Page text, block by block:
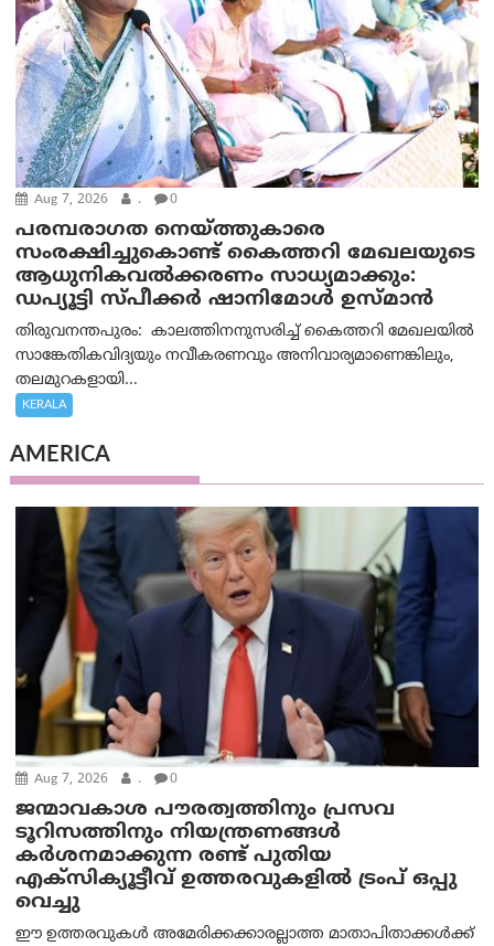
Aug 7, 2026 . 0
പരമ്പരാഗത നെയ്ത്തുകാരെ
സംരക്ഷിച്ചുകൊണ്ട് കൈത്തറി മേഖലയുടെ
ആധുനികവൽക്കരണം സാധ്യമാക്കും:
ഡപ്യൂട്ടി സ്പീക്കർ ഷാനിമോൾ ഉസ്മാൻ
തിരുവനന്തപുരം: കാലത്തിനനുസരിച്ച് കൈത്തറി മേഖലയിൽ
സാങ്കേതികവിദ്യയും നവീകരണവും അനിവാര്യമാണെങ്കിലും,
തലമുറകളായി...
KERALA
AMERICA
Aug 7, 2026 . 0
ജന്മാവകാശ പൗരത്വത്തിനും പ്രസവ
ടൂറിസത്തിനും നിയന്ത്രണങ്ങൾ
കർശനമാക്കുന്ന രണ്ട് പുതിയ
എക്സിക്യൂട്ടീവ് ഉത്തരവുകളിൽ ട്രംപ് ഒപ്പു
വെച്ചു
ഈ ഉത്തരവുകൾ അമേരിക്കക്കാരല്ലാത്ത മാതാപിതാക്കൾക്ക്